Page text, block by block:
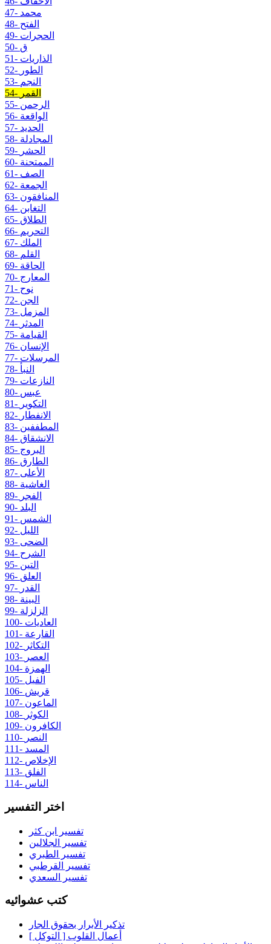
47- محمد
48- الفتح
49- الحجرات
50- ق
51- الذاريات
52- الطور
53- النجم
54- القمر
55- الرحمن
56- الواقعة
57- الحديد
58- المجادلة
59- الحشر
60- الممتحنة
61- الصف
62- الجمعة
63- المنافقون
64- التغابن
65- الطلاق
66- التحريم
67- الملك
68- القلم
69- الحاقة
70- المعارج
71- نوح
72- الجن
73- المزمل
74- المدثر
75- القيامة
76- الإنسان
77- المرسلات
78- النبأ
79- النازعات
80- عبس
81- التكوير
82- الانفطار
83- المطففين
84- الانشقاق
85- البروج
86- الطارق
87- الأعلى
88- الغاشية
89- الفجر
90- البلد
91- الشمس
92- الليل
93- الضحى
94- الشرح
95- التين
96- العلق
97- القدر
98- البينة
99- الزلزلة
100- العاديات
101- القارعة
102- التكاثر
103- العصر
104- الهمزة
105- الفيل
106- قريش
107- الماعون
108- الكوثر
109- الكافرون
110- النصر
111- المسد
112- الإخلاص
113- الفلق
114- الناس
اختر التفسير
تفسير ابن كثر
تفسير الجلالين
تفسير الطبري
تفسير القرطبي
تفسير السعدي
كتب عشوائيه
تذكير الأبرار بحقوق الجار
أعمال القلوب [ التوكل ]